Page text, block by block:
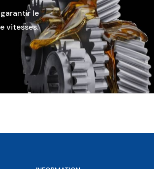
le
vitesses.